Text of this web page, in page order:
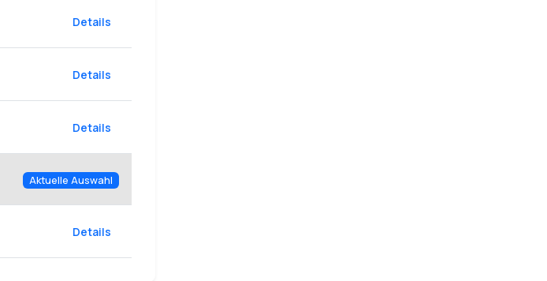
Details
Details
Details
Aktuelle Auswahl
Details